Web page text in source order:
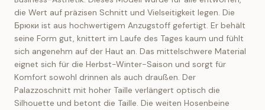
die Wert auf präzisen Schnitt und Vielseitigkeit legen. Die
Брюки ist aus hochwertigem Anzugstoff gefertigt. Er behält
seine Form gut, knittert im Laufe des Tages kaum und fühlt
sich angenehm auf der Haut an. Das mittelschwere Material
eignet sich für die Herbst-Winter-Saison und sorgt für
Komfort sowohl drinnen als auch draußen. Der
Palazzoschnitt mit hoher Taille verlängert optisch die
Silhouette und betont die Taille. Die weiten Hosenbeine